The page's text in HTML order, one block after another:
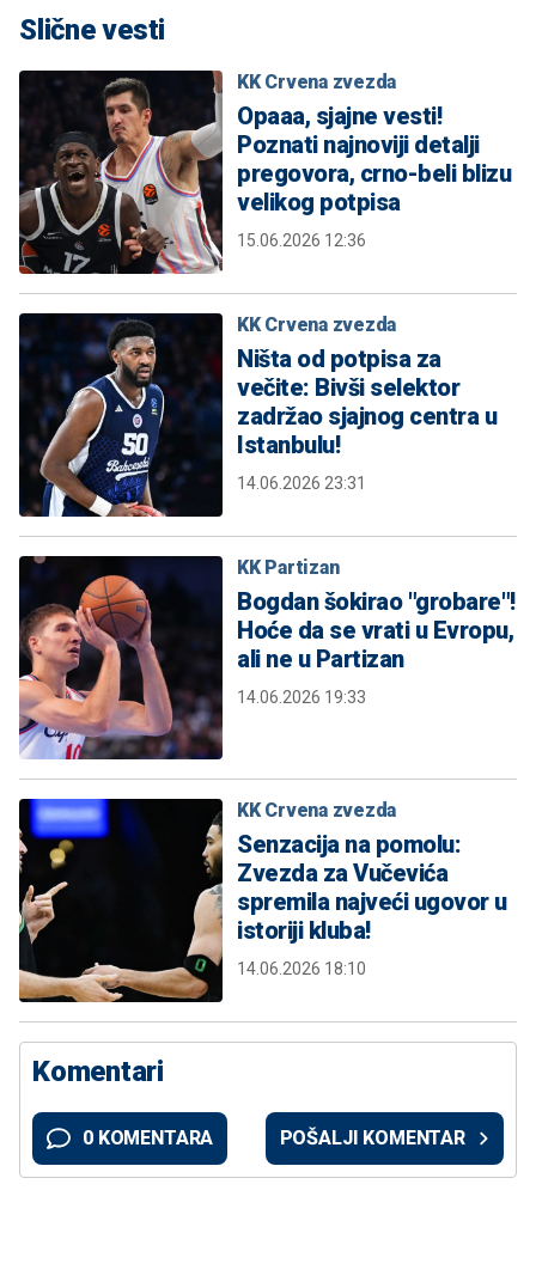
Slične vesti
KK Crvena zvezda
Opaaa, sjajne vesti!
Poznati najnoviji detalji
pregovora, crno-beli blizu
velikog potpisa
15.06.2026 12:36
KK Crvena zvezda
Ništa od potpisa za
večite: Bivši selektor
zadržao sjajnog centra u
Istanbulu!
14.06.2026 23:31
KK Partizan
Bogdan šokirao "grobare"!
Hoće da se vrati u Evropu,
ali ne u Partizan
14.06.2026 19:33
KK Crvena zvezda
Senzacija na pomolu:
Zvezda za Vučevića
spremila najveći ugovor u
istoriji kluba!
14.06.2026 18:10
Komentari
0 KOMENTARA POŠALJI KOMENTAR